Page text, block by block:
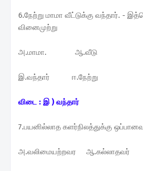
6.நேற்று மாமா வீட்டுக்கு வந்தார். -
வினைமுற்று
அ.மாமா. ஆ.வீடு
இ.வந்தார் ஈ.நேற்று
விடை : இ ) வந்தார்
7.பயனில்லாத களர்நிலத்துக்கு
அ.வலிமையற்றவர ஆ.கல்லாதவர்